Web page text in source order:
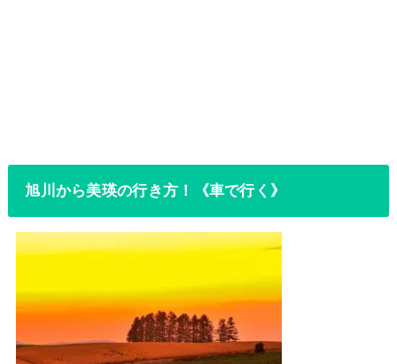
旭川から美瑛の行き方！《車で行く》